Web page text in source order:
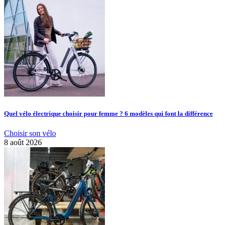
Quel vélo électrique choisir pour femme ? 6 modèles qui font la différence
Choisir son vélo
8 août 2026